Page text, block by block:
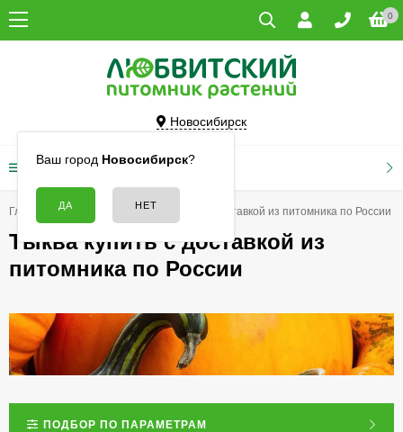
0
Новосибирск
Ваш город Новосибирск?
КАТАЛОГ ТОВАРОВ
Главная Тыква купить с доставкой из питомника по России
Тыква купить с доставкой из
питомника по России
ПОДБОР ПО ПАРАМЕТРАМ